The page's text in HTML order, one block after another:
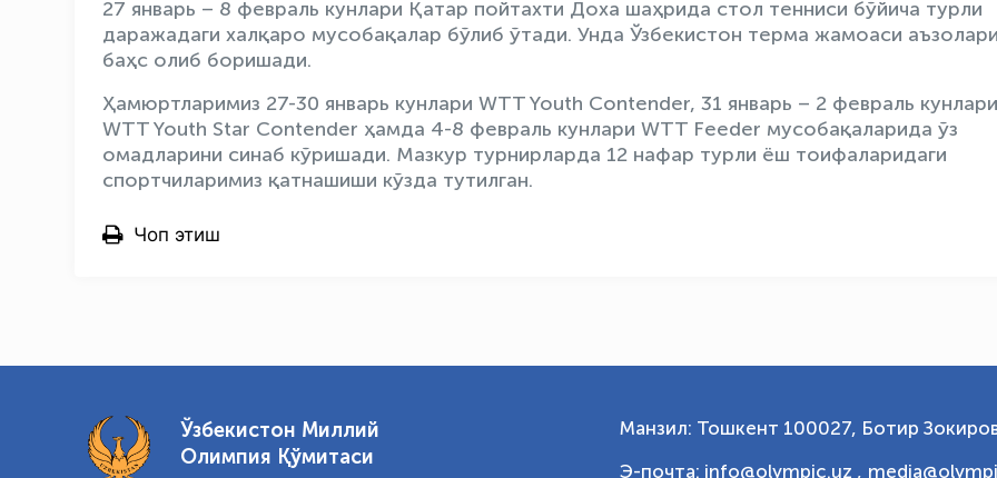
27 январь – 8 февраль кунлари Қатар пойтахти Доха шаҳрида стол тенниси бўйича турли
даражадаги халқаро мусобақалар бўлиб ўтади. Унда Ўзбекистон терма жамоаси
баҳс олиб боришади.
Ҳамюртларимиз 27-30 январь кунлари WTT Youth Contender, 31 январь – 2 февраль кунлари
WTT Youth Star Contender ҳамда 4-8 февраль кунлари WTT Feeder мусобақаларида ўз
омадларини синаб кўришади. Мазкур турнирларда 12 нафар турли ёш тоифаларидаги
спортчиларимиз қатнашиши кўзда тутилган.
Чоп этиш
Ўзбекистон Миллий
Олимпия Қўмитаси
Манзил: Тошкент 100027, Ботир
Э-почта: info@olympic.uz ,